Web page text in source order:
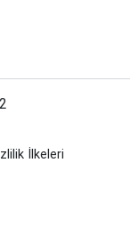
İlkeleri